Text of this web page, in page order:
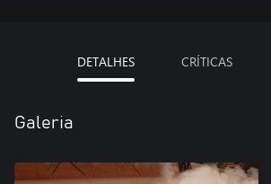
DETALHES CRÍTICAS
Galeria